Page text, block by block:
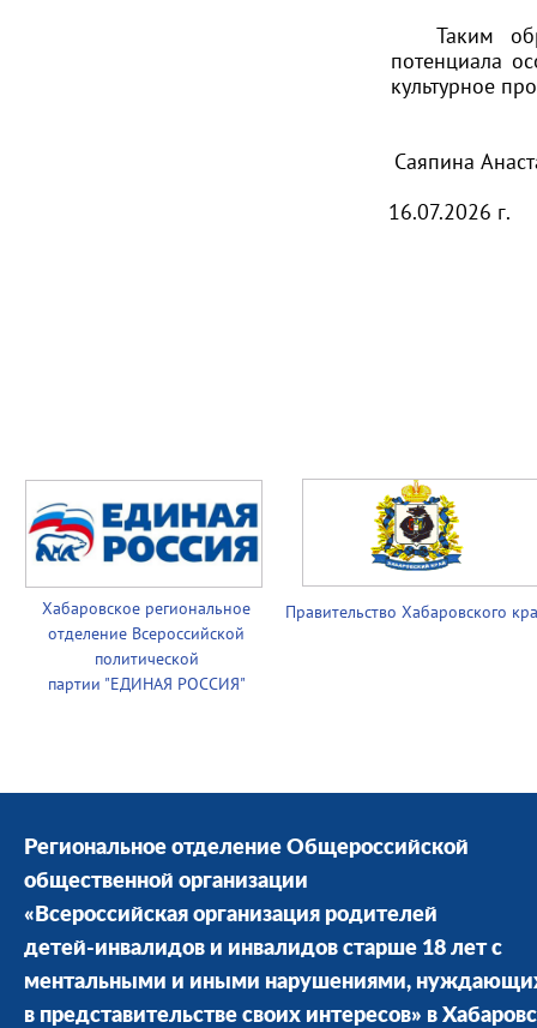
Таким
потенциала
культурное
Саяпина
16.07.2026 г.
Хабаровское региональное
отделение Всероссийской
политической
партии "ЕДИНАЯ РОССИЯ"
Правительство Хабаровского
Региональное отделение Общероссийской
общественной организации
«Всероссийская организация родителей
детей-инвалидов и инвалидов старше 18 лет с
ментальными и иными нарушениями,
в представительстве своих интересов» в